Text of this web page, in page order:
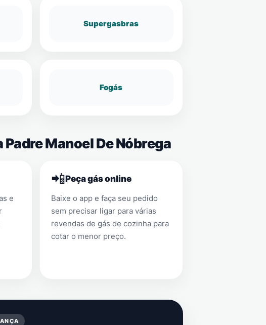
Supergasbras
Fogás
Manoel De Nóbrega
e
📲Peça gás online
Baixe o app e faça seu pedido
sem precisar ligar para várias
revendas de gás de cozinha para
cotar o menor preço.